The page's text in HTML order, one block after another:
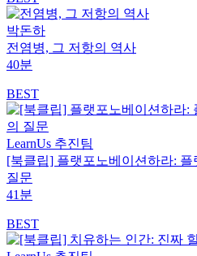
박돈하
전염병, 그 저항의 역사
40분
BEST
LearnUs 추진팀
[북클립] 플랫포노베이션하라: 플
질문
41분
BEST